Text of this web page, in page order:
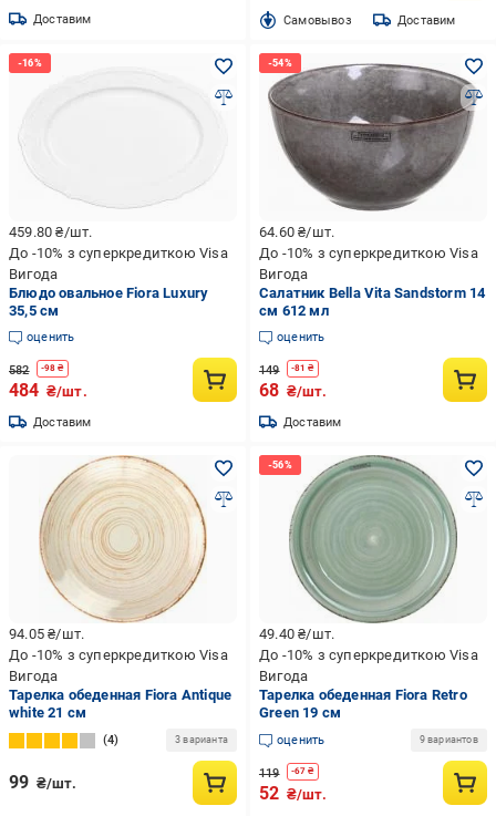
Доставим Cамовывоз Доставим
459.80₴/шт.
До -10% з суперкредиткою Visa
Вигода
Блюдо овальное Fiora Luxury
35,5 см
оценить
582 -98 ₴
484 ₴/шт.
Доставим
64.60₴/шт.
До -10% з суперкредиткою Visa
Вигода
Салатник Bella Vita Sandstorm 14
см 612 мл
оценить
149 -81 ₴
68 ₴/шт.
Доставим
94.05₴/шт.
До -10% з суперкредиткою Visa
Вигода
Тарелка обеденная Fiora Antique
white 21 см
4 3 варианта
99 ₴/шт.
49.40₴/шт.
До -10% з суперкредиткою Visa
Вигода
Тарелка обеденная Fiora Retro
Green 19 см
оценить 9 вариантов
119 -67 ₴
52 ₴/шт.